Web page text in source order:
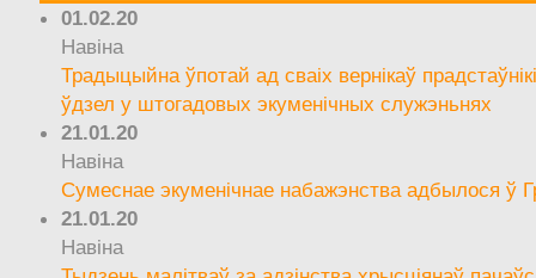
01.02.20
Навіна
Традыцыйна ўпотай ад сваіх вернікаў
ўдзел у штогадовых экуменічных служэньнях
21.01.20
Навіна
Сумеснае экуменічнае набажэнства адбылося ў
21.01.20
Навіна